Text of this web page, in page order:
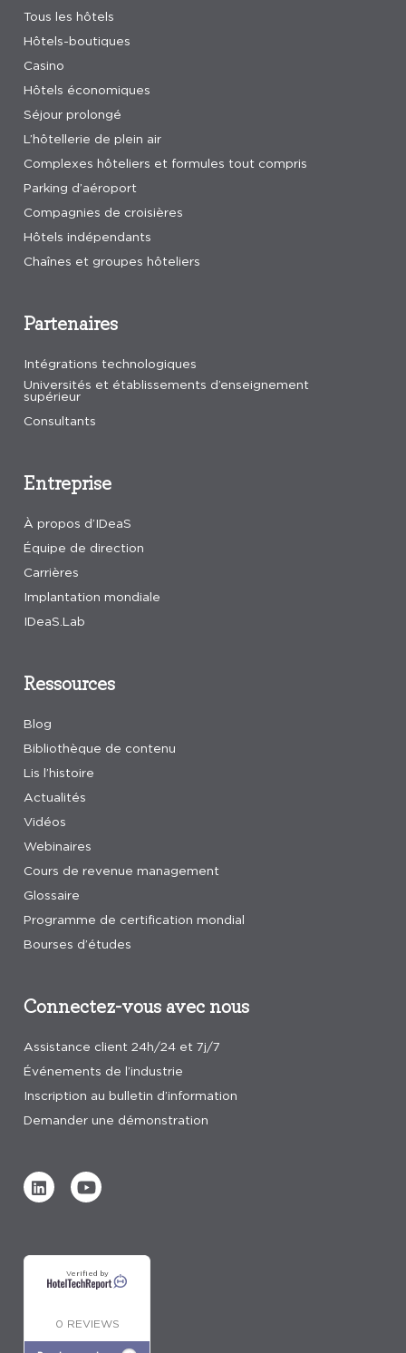
Tous les hôtels
Hôtels-boutiques
Casino
Hôtels économiques
Séjour prolongé
L’hôtellerie de plein air
Complexes hôteliers et formules tout compris
Parking d’aéroport
Compagnies de croisières
Hôtels indépendants
Chaînes et groupes hôteliers
Entreprise
À propos d’IDeaS
Équipe de direction
Carrières
Implantation mondiale
IDeaS.Lab
Ressources
Blog
Bibliothèque de contenu
Lis l’histoire
Actualités
Vidéos
Webinaires
Cours de revenue management
Glossaire
Programme de certification mondial
Bourses d’études
Connectez-vous avec nous
Assistance client 24h/24 et 7j/7
Événements de l’industrie
Inscription au bulletin d’information
Demander une démonstration
Partenaires
Intégrations technologiques
Universités et établissements d’enseignement
supérieur
Consultants
Verified by
0 REVIEWS